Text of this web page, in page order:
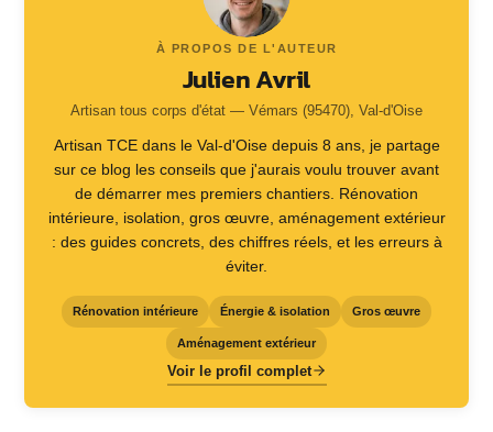
À PROPOS DE L'AUTEUR
Julien Avril
Artisan tous corps d'état — Vémars (95470), Val-d'Oise
Artisan TCE dans le Val-d'Oise depuis 8 ans, je partage
sur ce blog les conseils que j'aurais voulu trouver avant
de démarrer mes premiers chantiers. Rénovation
intérieure, isolation, gros œuvre, aménagement extérieur
: des guides concrets, des chiffres réels, et les erreurs à
éviter.
Rénovation intérieure Énergie & isolation Gros œuvre
Aménagement extérieur
Voir le profil complet